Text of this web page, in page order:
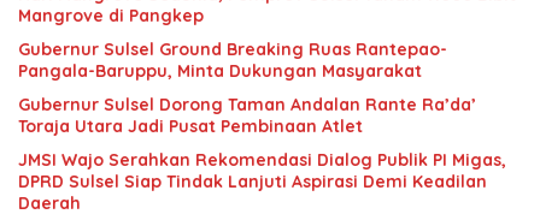
Mangrove di Pangkep
Gubernur Sulsel Ground Breaking Ruas Rantepao-
Pangala-Baruppu, Minta Dukungan Masyarakat
Gubernur Sulsel Dorong Taman Andalan Rante Ra’da’
Toraja Utara Jadi Pusat Pembinaan Atlet
JMSI Wajo Serahkan Rekomendasi Dialog Publik PI Migas,
DPRD Sulsel Siap Tindak Lanjuti Aspirasi Demi Keadilan
Daerah